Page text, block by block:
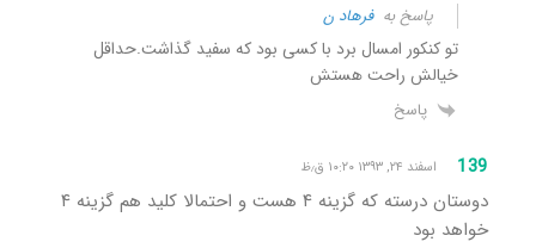
پاسخ بهفرهاد ن
تو کنکور امسال برد با کسی بود که سفید گذاشت.حداقل
خیالش راحت هستش
پاسخ
139 اسفند ۲۴, ۱۳۹۳ ۱۰:۲۰ ق٫ظ
دوستان درسته که گزینه ۴ هست و احتمالا کلید هم گزینه ۴
خواهد بود